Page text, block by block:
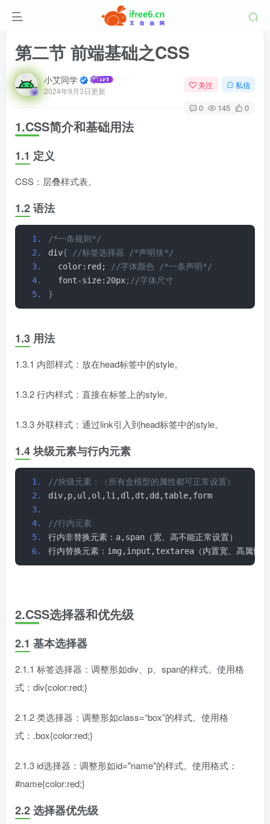
第二节 前端基础之CSS
小艾同学
2024年9月3日更新
关注 私信
0 145 0
1.CSS简介和基础用法
1.1 定义
CSS：层叠样式表。
1.2 语法
/*一条规则*/
div{ //标签选择器 /*声明块*/
  color:red;
//字体颜色 /*一条声明*/
  font-size:20px
;//字体尺寸
}
1.3 用法
1.3.1 内部样式：放在head标签中的style。
1.3.2 行内样式：直接在标签上的style。
1.3.3 外联样式：通过link引入到head标签中的style。
1.4 块级元素与行内元素
//块级元素：（所有盒模型的属性都可正常设置）
div,p,ul,ol,li,dl,dt,dd,table,form
//行内元素
行内非替换元素：a,span（宽、高不能正常设置）
行内替换元素：img,input,textarea（内置宽、高属性，
2.CSS选择器和优先级
2.1 基本选择器
2.1.1 标签选择器：调整形如div、p、span的样式。使用格
式：div{color:red;}
2.1.2 类选择器：调整形如class=“box”的样式。使用格
式：.box{color:red;}
2.1.3 id选择器：调整形如id="name"的样式。使用格式：
#name{color:red;}
2.2 选择器优先级